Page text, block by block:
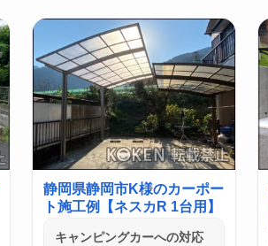
静岡県静岡市K様のカーポー
ト施工例【ネスカR 1台用】
キャンピングカーへの対応